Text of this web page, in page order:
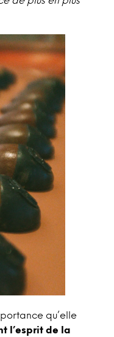
qu’elle
l’esprit de la